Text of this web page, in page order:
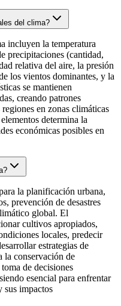
del clima?
incluyen la temperatura
precipitaciones (cantidad,
relativa del aire, la presión
los vientos dominantes, y la
se mantienen
creando patrones
en zonas climáticas
determina la
económicas posibles en
la planificación urbana,
prevención de desastres
global. El
cultivos apropiados,
locales, predecir
estrategias de
la conservación de
de decisiones
esencial para enfrentar
sus impactos